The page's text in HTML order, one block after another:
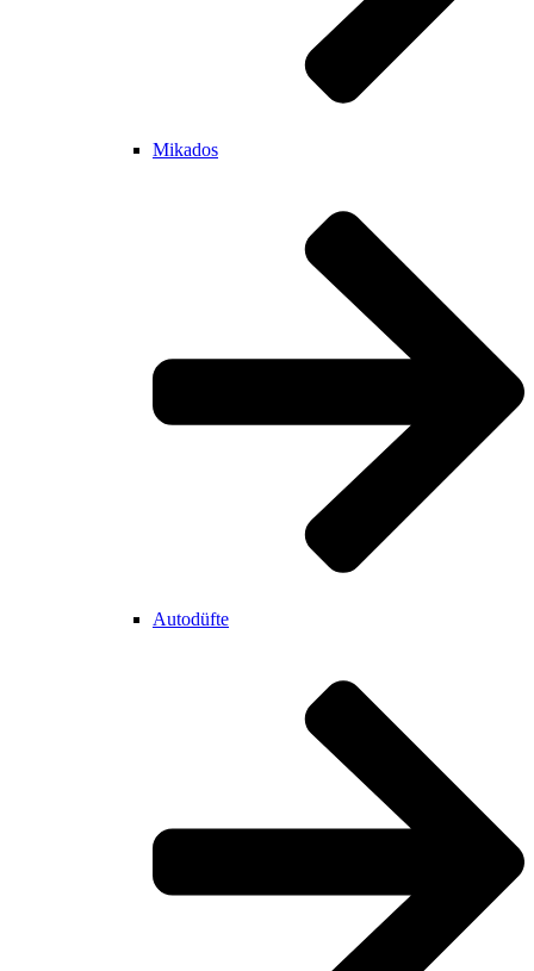
Mikados
Autodüfte